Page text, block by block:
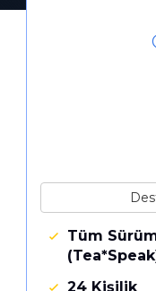
Tüm
24 Kişilik